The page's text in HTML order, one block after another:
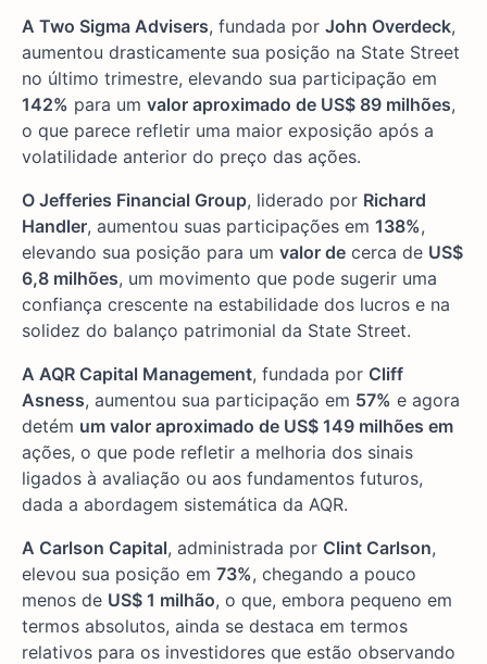
A Two Sigma Advisers, fundada por John Overdeck,
aumentou drasticamente sua posição na State Street
no último trimestre, elevando sua participação em
142% para um valor aproximado de US$ 89 milhões,
o que parece refletir uma maior exposição após a
volatilidade anterior do preço das ações.
O Jefferies Financial Group, liderado por Richard
Handler, aumentou suas participações em 138%,
elevando sua posição para um valor de cerca de US$
6,8 milhões, um movimento que pode sugerir uma
confiança crescente na estabilidade dos lucros e na
solidez do balanço patrimonial da State Street.
A AQR Capital Management, fundada por Cliff
Asness, aumentou sua participação em 57% e agora
detém um valor aproximado de US$ 149 milhões em
ações, o que pode refletir a melhoria dos sinais
ligados à avaliação ou aos fundamentos futuros,
dada a abordagem sistemática da AQR.
A Carlson Capital, administrada por Clint Carlson,
elevou sua posição em 73%, chegando a pouco
menos de US$ 1 milhão, o que, embora pequeno em
termos absolutos, ainda se destaca em termos
relativos para os investidores que estão observando